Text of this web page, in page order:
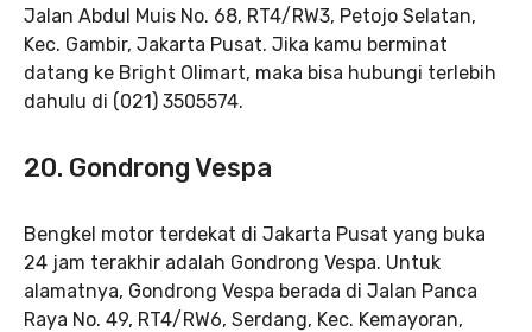
Jalan Abdul Muis No. 68, RT4/RW3, Petojo Selatan,
Kec. Gambir, Jakarta Pusat. Jika kamu berminat
datang ke Bright Olimart, maka bisa hubungi terlebih
dahulu di (021) 3505574.
20. Gondrong Vespa
Bengkel motor terdekat di Jakarta Pusat yang buka
24 jam terakhir adalah Gondrong Vespa. Untuk
alamatnya, Gondrong Vespa berada di Jalan Panca
Raya No. 49, RT4/RW6, Serdang, Kec. Kemayoran,